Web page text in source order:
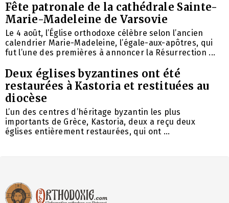
Fête patronale de la cathédrale Sainte-
Marie-Madeleine de Varsovie
Le 4 août, l’Église orthodoxe célèbre selon l’ancien
calendrier Marie-Madeleine, l’égale-aux-apôtres, qui
fut l’une des premières à annoncer la Résurrection ...
Deux églises byzantines ont été
restaurées à Kastoria et restituées au
diocèse
L’un des centres d’héritage byzantin les plus
importants de Grèce, Kastoria, deux a reçu deux
églises entièrement restaurées, qui ont ...